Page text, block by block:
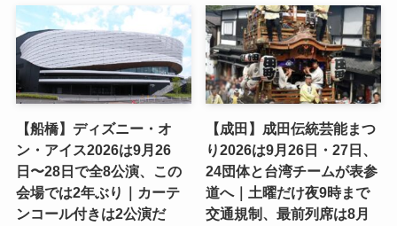
【船橋】ディズニー・オ
ン・アイス2026は9月26
日〜28日で全8公演、この
会場では2年ぶり｜カーテ
ンコール付きは2公演だ
【成田】成田伝統芸能まつ
り2026は9月26日・27日、
24団体と台湾チームが表参
道へ｜土曜だけ夜9時まで
交通規制、最前列席は8月